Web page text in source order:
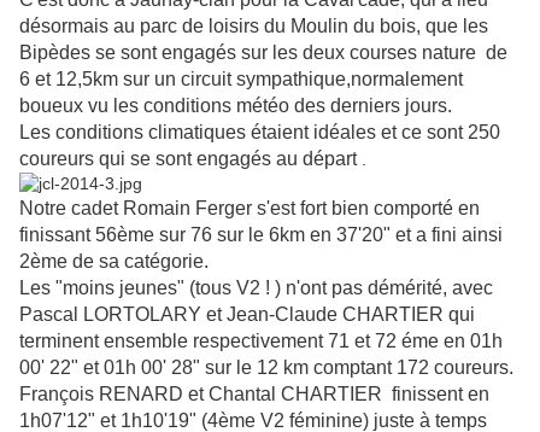
désormais au parc de loisirs du Moulin du bois, que les
Bipèdes se sont engagés sur les deux courses nature de
6 et 12,5km sur un circuit sympathique,normalement
boueux vu les conditions météo des derniers jours.
Les conditions climatiques étaient idéales et ce sont 250
coureurs qui se sont engagés au départ.
Notre cadet Romain Ferger s'est fort bien comporté en
finissant 56ème sur 76 sur le 6km en 37'20" et a fini ainsi
2ème de sa catégorie.
Les "moins jeunes" (tous V2 ! ) n'ont pas démérité, avec
Pascal LORTOLARY et Jean-Claude CHARTIER qui
terminent ensemble respectivement 71 et 72 éme en 01h
00' 22" et 01h 00' 28" sur le 12 km comptant 172 coureurs.
François RENARD et Chantal CHARTIER finissent en
1h07'12" et 1h10'19" (4ème V2 féminine) juste à temps